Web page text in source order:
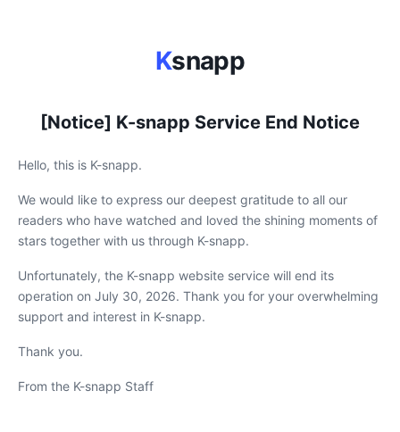
Ksnapp
[Notice] K-snapp Service End Notice
Hello, this is K-snapp.
We would like to express our deepest gratitude to all our
readers who have watched and loved the shining moments of
stars together with us through K-snapp.
Unfortunately, the K-snapp website service will end its
operation on July 30, 2026. Thank you for your overwhelming
support and interest in K-snapp.
Thank you.
From the K-snapp Staff